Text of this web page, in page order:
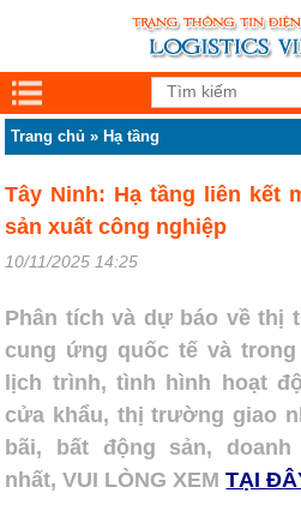
Trang chủ » Hạ tầng
Tây Ninh: Hạ tầng liên kết
sản xuất công nghiệp
10/11/2025 14:25
Phân tích và dự báo về thị
cung ứng quốc tế và
lịch trình, tình hình hoạt
cửa khẩu, thị trường giao
bãi, bất động sản,
nhất, VUI LÒNG XEM TẠI